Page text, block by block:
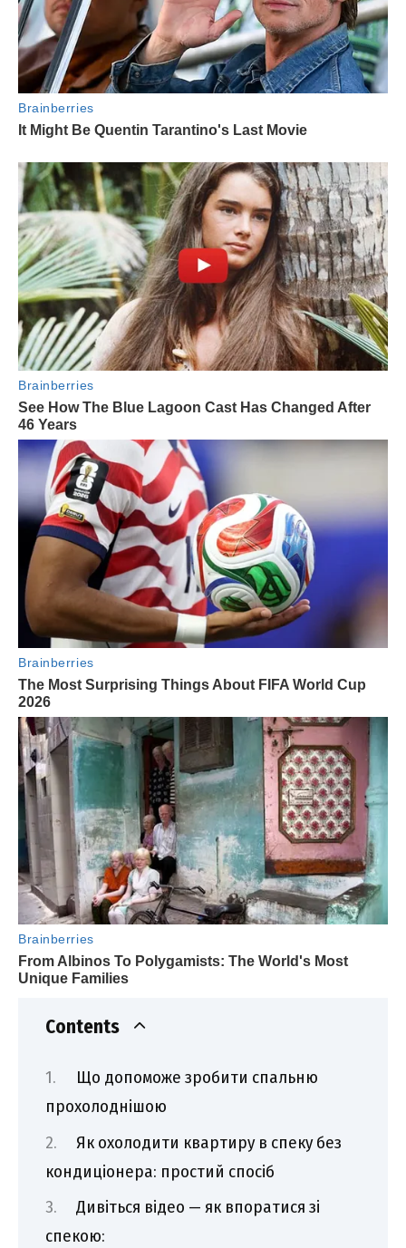
Contents
Що допоможе зробити спальню
прохолоднішою
Як охолодити квартиру в спеку без
кондиціонера: простий спосіб
Дивіться відео — як впоратися зі
спекою: